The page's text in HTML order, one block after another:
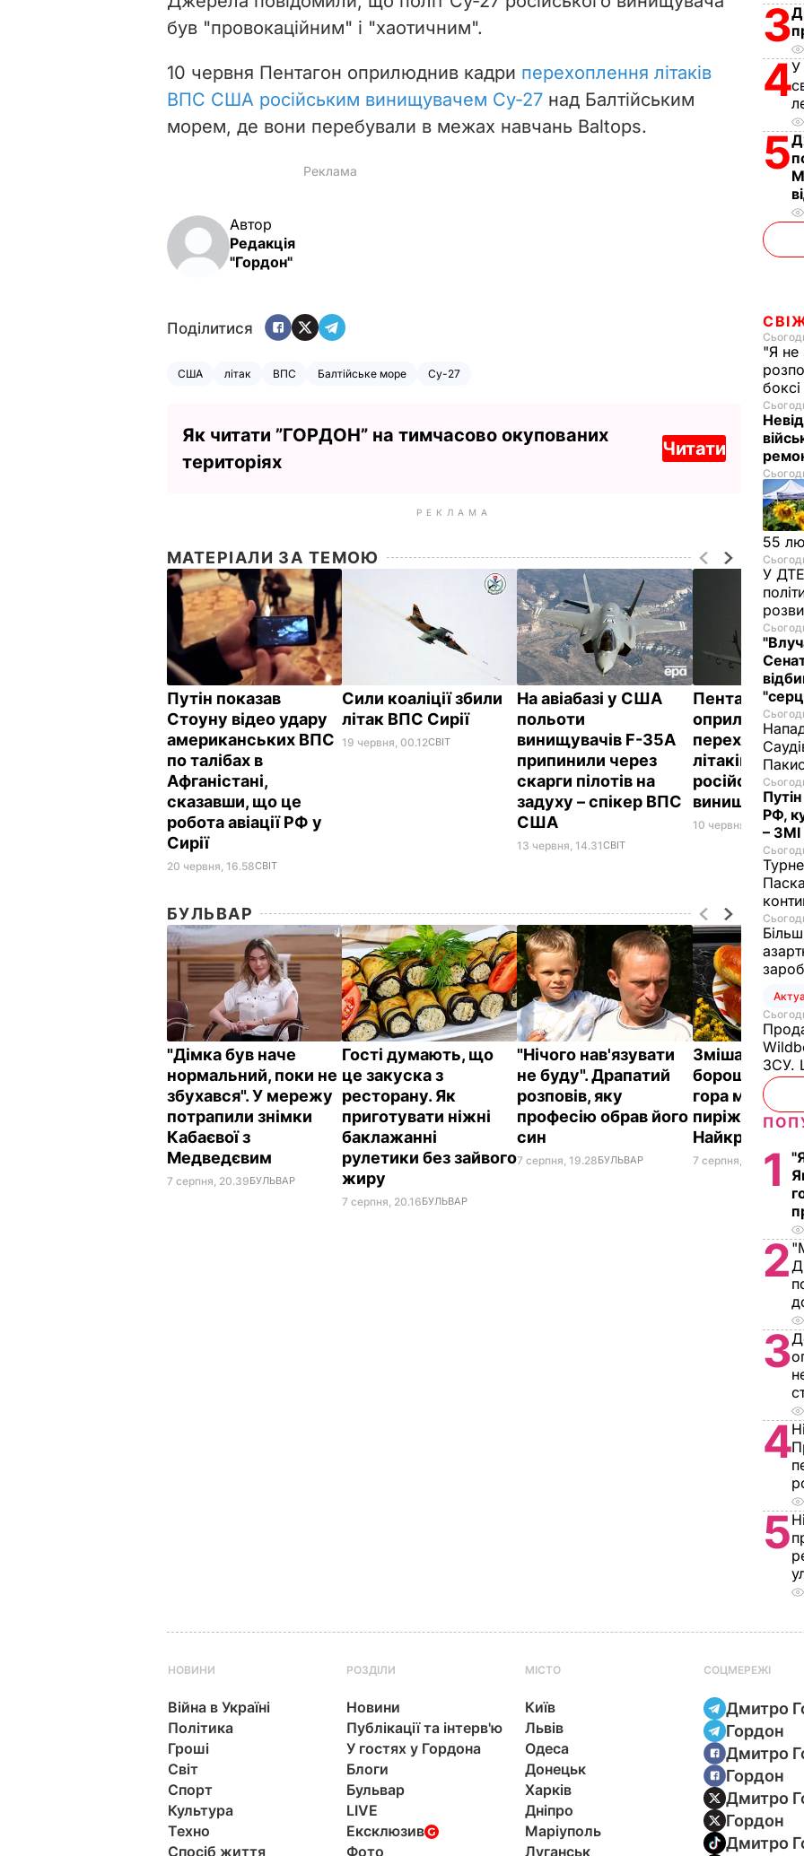
e
o
був "провокаційним" і "хаотичним".
10 червня Пентагон оприлюднив кадри перехоплення літаків
ВПС США російським винищувачем Су-27 над Балтійським
морем, де вони перебували в межах навчань Baltops.
Автор
Редакція
"Гордон"
Поділитися
США літак ВПС Балтійське море Су-27
Як читати ”ГОРДОН” на тимчасово окупованих
територіях
Читати
РЕКЛАМА
МАТЕРІАЛИ ЗА ТЕМОЮ
Путін показав
Стоуну відео удару
американських ВПС
по талібах в
Афганістані,
сказавши, що це
робота авіації РФ у
Сирії
20 червня, 16.58СВІТ
Сили коаліції збили
літак ВПС Сирії
19 червня, 00.12СВІТ
На авіабазі у США
польоти
винищувачів F-35A
припинили через
скарги пілотів на
задуху – спікер ВПС
США
13 червня, 14.31СВІТ
Пентагон
оприлюднив
літаків ВПС
російським
10 червня, 16.18СВІТ
БУЛЬВАР
"Дімка був наче
нормальний, поки не
збухався". У мережу
потрапили знімки
Кабаєвої з
Медведєвим
7 серпня, 20.39БУЛЬВАР
Гості думають, що
це закуска з
ресторану. Як
приготувати ніжні
баклажанні
рулетики без зайвого
жиру
7 серпня, 20.16БУЛЬВАР
"Нічого нав'язувати
не буду". Драпатий
розповів, яку
професію обрав його
син
7 серпня, 19.28БУЛЬВАР
Змішайте це
борошном – і
гора м'яких,
пиріжків
Найкращий
7 серпня, 18.03
3
4У
5
"Я не
боксі
55
У
РФ,
– ЗМІ
ЗСУ.
1
2
3
4
5
НОВИНИ
Війна в Україні
Політика
Гроші
Світ
Спорт
Культура
Техно
Спосіб життя
РОЗДІЛИ
Новини
Публікації та інтерв'ю
У гостях у Гордона
Блоги
Бульвар
LIVE
Ексклюзив
Фото
МІСТО
Київ
Львів
Одеса
Донецьк
Харків
Дніпро
Маріуполь
Луганськ
СОЦМЕРЕЖІ
Дмитро
Гордон
Дмитро
Гордон
Дмитро
Гордон
Дмитро